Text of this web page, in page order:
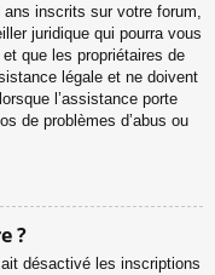
inscrits sur votre forum,
juridique qui pourra vous
que les propriétaires de
légale et ne doivent
l’assistance porte
de problèmes d’abus ou
?
ait désactivé les inscriptions